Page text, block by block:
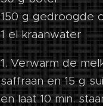
150 g gedroogde
1 el kraanwater
1. Verwarm de
saffraan en 15 g
en laat 10 min.